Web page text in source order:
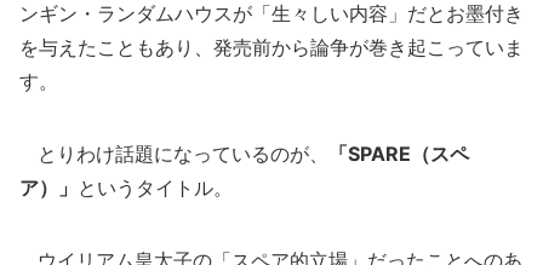
ンギン・ランダムハウスが「生々しい内容」だとお墨付き
を与えたこともあり、発売前から論争が巻き起こっていま
す。
とりわけ話題になっているのが、
「SPARE（スペ
ア）」 というタイトル。
ウイリアム皇太子の「スペア的立場」だったことへのあ